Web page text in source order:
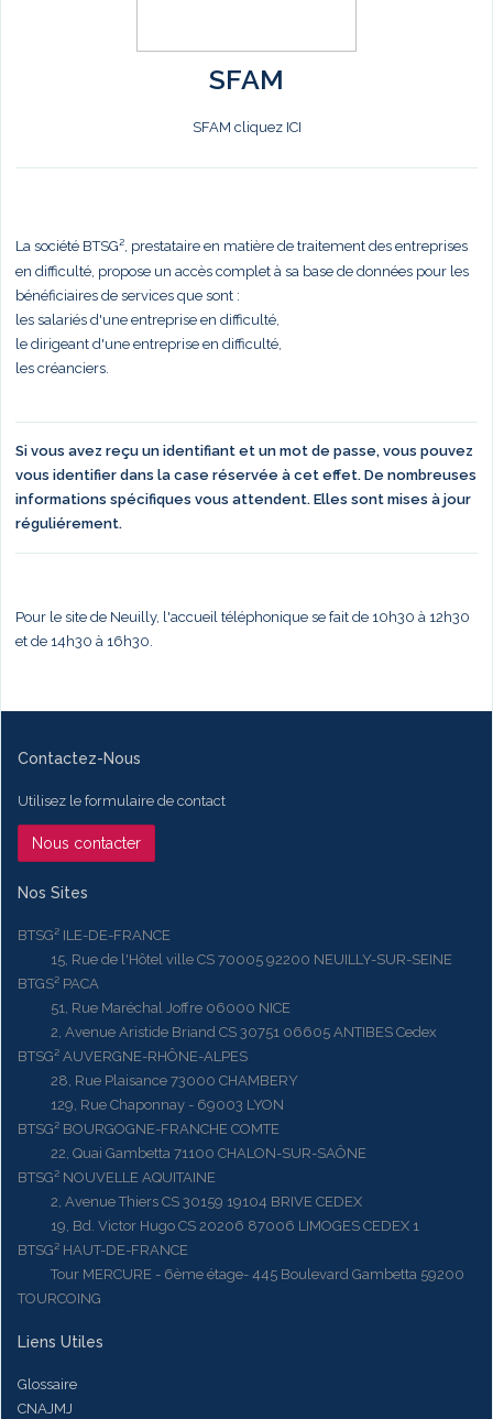
SFAM
SFAM cliquez ICI
La société BTSG², prestataire en matière de traitement des entreprises
en difficulté, propose un accès complet à sa base de données pour les
bénéficiaires de services que sont :
les salariés d'une entreprise en difficulté,
le dirigeant d'une entreprise en difficulté,
les créanciers.
Si vous avez reçu un identifiant et un mot de passe, vous pouvez
vous identifier dans la case réservée à cet effet. De nombreuses
informations spécifiques vous attendent. Elles sont mises à jour
réguliérement.
Pour le site de Neuilly, l'accueil téléphonique se fait de 10h30 à 12h30
et de 14h30 à 16h30.
Contactez-Nous
Utilisez le formulaire de contact
Nous contacter
Nos Sites
BTSG² ILE-DE-FRANCE
15, Rue de l'Hôtel ville CS 70005 92200 NEUILLY-SUR-SEINE
BTGS² PACA
51, Rue Maréchal Joffre 06000 NICE
2, Avenue Aristide Briand CS 30751 06605 ANTIBES Cedex
BTSG² AUVERGNE-RHÔNE-ALPES
28, Rue Plaisance 73000 CHAMBERY
129, Rue Chaponnay - 69003 LYON
BTSG² BOURGOGNE-FRANCHE COMTE
22, Quai Gambetta 71100 CHALON-SUR-SAÔNE
BTSG² NOUVELLE AQUITAINE
2, Avenue Thiers CS 30159 19104 BRIVE CEDEX
19, Bd. Victor Hugo CS 20206 87006 LIMOGES CEDEX 1
BTSG² HAUT-DE-FRANCE
Tour MERCURE - 6ème étage- 445 Boulevard Gambetta 59200
TOURCOING
Liens Utiles
Glossaire
CNAJMJ